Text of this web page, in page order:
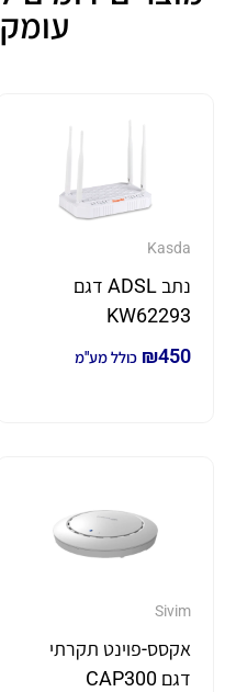
עומק 60 ס"מ
Kasda
נתב ADSL דגם
KW62293
₪450 כולל מע"מ
Sivim
אקסס-פוינט תקרתי
דגם CAP300